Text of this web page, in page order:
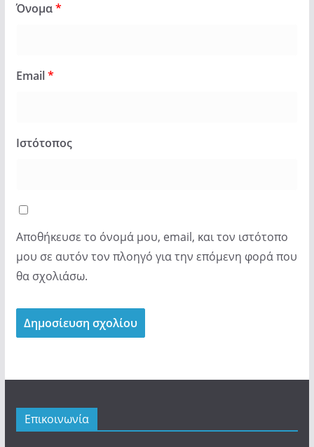
Όνομα*
Email*
Ιστότοπος
Αποθήκευσε το όνομά μου, email, και τον ιστότοπο
μου σε αυτόν τον πλοηγό για την επόμενη φορά που
θα σχολιάσω.
Επικοινωνία